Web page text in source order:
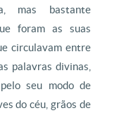
mas bastante
foram as suas
circulavam entre
palavras divinas,
seu modo de
do céu, grãos de